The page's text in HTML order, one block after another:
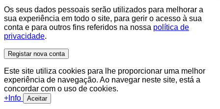
Os seus dados pessoais serão utilizados para melhorar a
sua experiência em todo o site, para gerir o acesso à sua
conta e para outros fins referidos na nossa política de
privacidade.
Registar nova conta
Este site utiliza cookies para lhe proporcionar uma melhor
experiência de navegação. Ao navegar neste site, está a
concordar com o uso de cookies.
+Info
Aceitar